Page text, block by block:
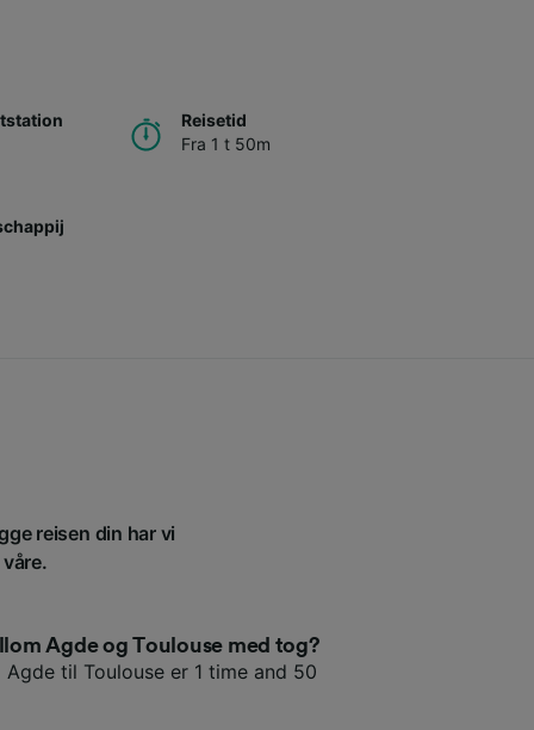
Reisetid
Fra 1 t 50m
reisen din har vi
Agde og Toulouse med tog?
til Toulouse er 1 time and 50